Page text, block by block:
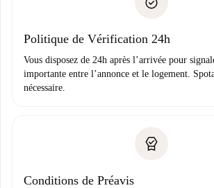
Justificatif de solvabilité
uniquement si aucun problème n'est
Politique de Vérification 24h
Vous disposez de 24h après l’arrivée pour
importante entre l’annonce et le logement.
nécessaire.
Conditions de Préavis